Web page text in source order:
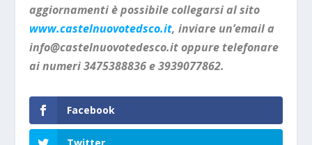
aggiornamenti è possibile collegarsi al sito
www.castelnuovotedsco.it, inviare un’email a
info@castelnuovotedesco.itoppure telefonare
ai numeri 3475388836 e 3939077862.
Facebook